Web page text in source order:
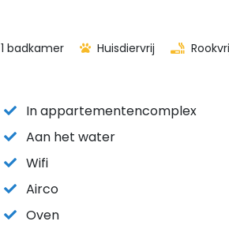
1 badkamer Huisdiervrij
In appartementencomplex
Aan het water
Wifi
Airco
Oven